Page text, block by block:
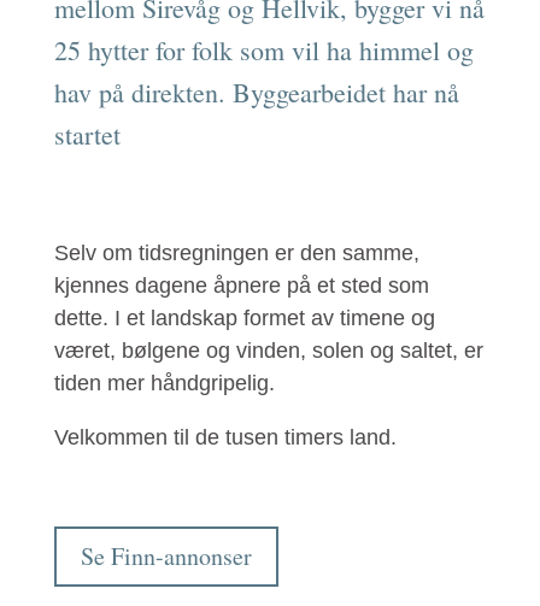
mellom Sirevåg og Hellvik, bygger vi nå
25 hytter for folk som vil ha himmel og
hav på direkten. Byggearbeidet har nå
startet
Selv om tidsregningen er den samme,
kjennes dagene åpnere på et sted som
dette. I et landskap formet av timene og
været, bølgene og vinden, solen og saltet, er
tiden mer håndgripelig.
Velkommen til de tusen timers land.
Se Finn-annonser